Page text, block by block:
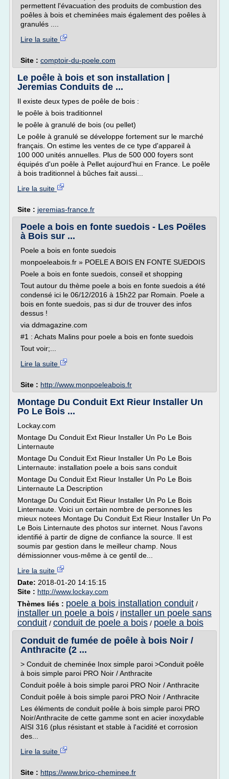
permettent l'évacuation des produits de combustion des
poêles à bois et cheminées mais également des poêles à
granulés ....
Lire la suite
Site : comptoir-du-poele.com
Le poêle à bois et son installation |
Jeremias Conduits de ...
Il existe deux types de poêle de bois :
le poêle à bois traditionnel
le poêle à granulé de bois (ou pellet)
Le poêle à granulé se développe fortement sur le marché
français. On estime les ventes de ce type d'appareil à
100 000 unités annuelles. Plus de 500 000 foyers sont
équipés d'un poêle à Pellet aujourd'hui en France. Le poêle
à bois traditionnel à bûches fait aussi...
Lire la suite
Site : jeremias-france.fr
Poele a bois en fonte suedois - Les Poëles
à Bois sur ...
Poele a bois en fonte suedois
monpoeleabois.fr » POELE A BOIS EN FONTE SUEDOIS
Poele a bois en fonte suedois, conseil et shopping
Tout autour du thème poele a bois en fonte suedois a été
condensé ici le 06/12/2016 à 15h22 par Romain. Poele a
bois en fonte suedois, pas si dur de trouver des infos
dessus !
via ddmagazine.com
#1 : Achats Malins pour poele a bois en fonte suedois
Tout voir;...
Lire la suite
Site : http://www.monpoeleabois.fr
Montage Du Conduit Ext Rieur Installer Un
Po Le Bois ...
Lockay.com
Montage Du Conduit Ext Rieur Installer Un Po Le Bois
Linternaute
Montage Du Conduit Ext Rieur Installer Un Po Le Bois
Linternaute: installation poele a bois sans conduit
Montage Du Conduit Ext Rieur Installer Un Po Le Bois
Linternaute La Description
Montage Du Conduit Ext Rieur Installer Un Po Le Bois
Linternaute. Voici un certain nombre de personnes les
mieux notees Montage Du Conduit Ext Rieur Installer Un Po
Le Bois Linternaute des photos sur internet. Nous l'avons
identifié à partir de digne de confiance la source. Il est
soumis par gestion dans le meilleur champ. Nous
démissionner vous-même à ce gentil de...
Lire la suite
Date: 2018-01-20 14:15:15
Site : http://www.lockay.com
Thèmes liés : poele a bois installation conduit /
installer un poele a bois / installer un poele sans
conduit / conduit de poele a bois / poele a bois
Conduit de fumée de poêle à bois Noir /
Anthracite (2 ...
> Conduit de cheminée Inox simple paroi >Conduit poêle
à bois simple paroi PRO Noir / Anthracite
Conduit poêle à bois simple paroi PRO Noir / Anthracite
Conduit poêle à bois simple paroi PRO Noir / Anthracite
Les éléments de conduit poêle à bois simple paroi PRO
Noir/Anthracite de cette gamme sont en acier inoxydable
AISI 316 (plus résistant et stable à l'acidité et corrosion
des...
Lire la suite
Site : https://www.brico-cheminee.fr